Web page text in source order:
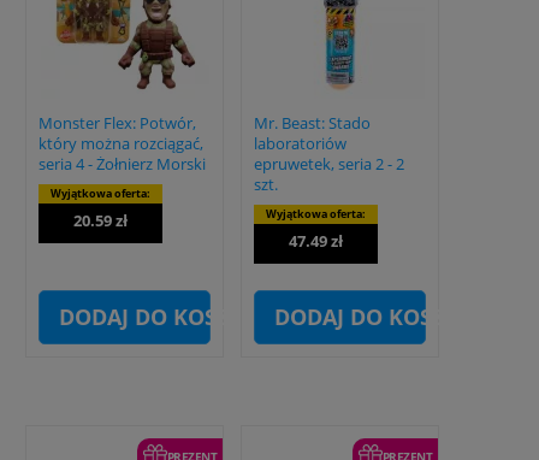
Monster Flex: Potwór,
który można rozciągać,
seria 4 - Żołnierz Morski
Wyjątkowa oferta:
20.59 zł
DODAJ DO KOSZYKA
Mr. Beast: Stado
laboratoriów
epruwetek, seria 2 - 2
szt.
Wyjątkowa oferta:
47.49 zł
DODAJ DO KOSZYKA
PREZENT PREZENT